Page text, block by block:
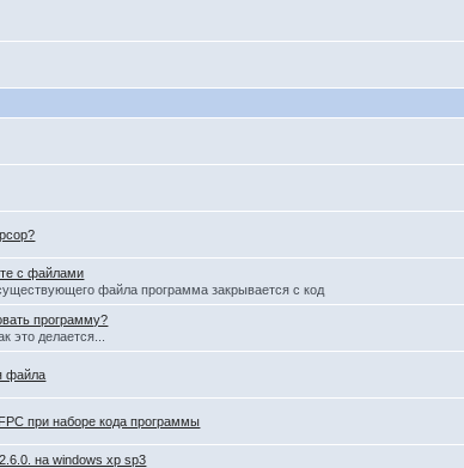
с файлами
файла программа закрывается с код
программу?
это делается...
файла
при наборе кода программы
на windows xp sp3